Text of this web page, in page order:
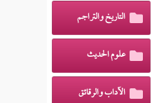
التاريخ والتراجم
علوم الحديث
الآداب والرقائق